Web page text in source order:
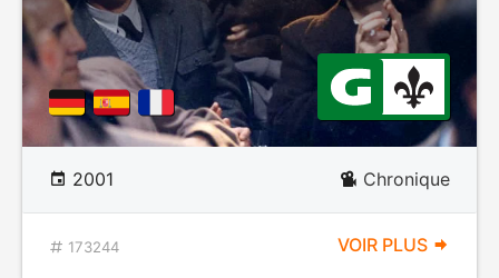
2001 Chronique
173244 VOIR PLUS